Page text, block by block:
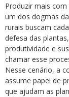
Produzir mais
um dos dogmas
rurais buscam
defesa das
produtividade e
chamar esse
Nesse cenário, a
assume papel de
que ajudam as